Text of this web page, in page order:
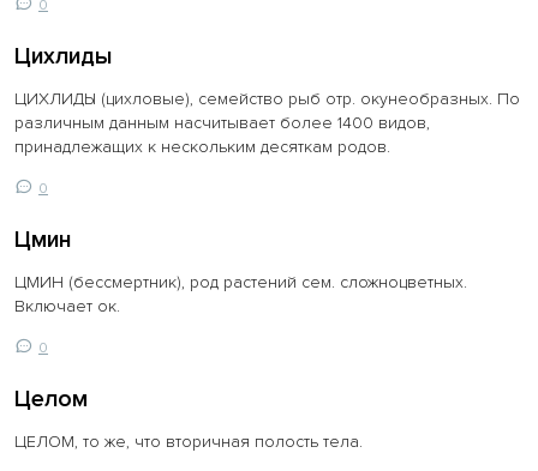
0
Цихлиды
ЦИХЛИДЫ (цихловые), семейство рыб отр. окунеобразных. По
различным данным насчитывает более 1400 видов,
принадлежащих к нескольким десяткам родов.
0
Цмин
ЦМИН (бессмертник), род растений сем. сложноцветных.
Включает ок.
0
Целом
ЦЕЛОМ, то же, что вторичная полость тела.